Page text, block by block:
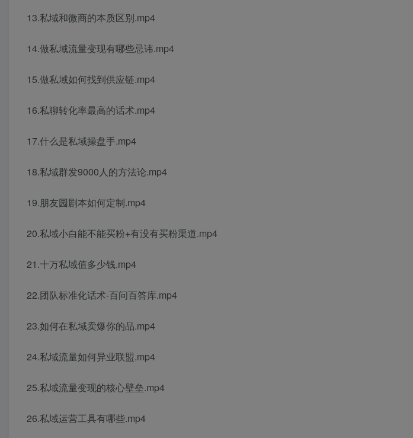
13.私域和微商的本质区别.mp4
14.做私域流量变现有哪些忌讳.mp4
15.做私域如何找到供应链.mp4
16.私聊转化率最高的话术.mp4
17.什么是私域操盘手.mp4
18.私域群发9000人的方法论.mp4
19.朋友园剧本如何定制.mp4
20.私域小白能不能买粉+有没有买粉渠道.mp4
21.十万私域值多少钱.mp4
22.团队标准化话术-百问百答库.mp4
23.如何在私域卖爆你的品.mp4
24.私域流量如何异业联盟.mp4
25.私域流量变现的核心壁垒.mp4
26.私域运营工具有哪些.mp4